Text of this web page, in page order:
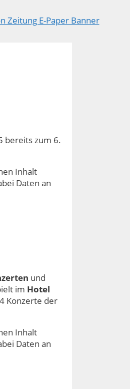
bereits zum 6.
Inhalt
Daten an
und
im Hotel
Konzerte der
Inhalt
Daten an